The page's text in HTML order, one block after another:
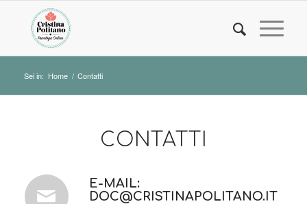
Sei in: Home / Contatti
CONTATTI
E-MAIL:
DOC@CRISTINAPOLITANO.IT